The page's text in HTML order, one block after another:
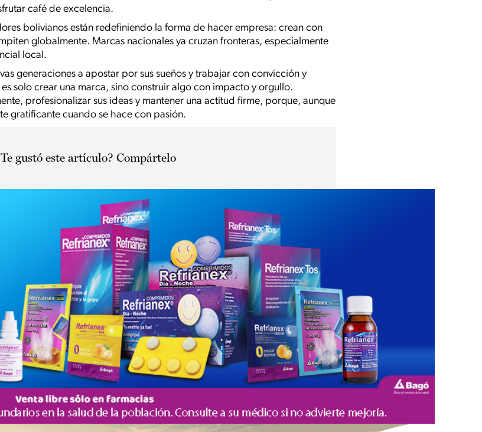
café de excelencia.
bolivianos están redefiniendo la forma de hacer empresa: crean con
globalmente. Marcas nacionales ya cruzan fronteras, especialmente
local.
generaciones a apostar por sus sueños y trabajar con convicción y
solo crear una marca, sino construir algo con impacto y orgullo.
profesionalizar sus ideas y mantener una actitud firme, porque, aunque
gratificante cuando se hace con pasión.
gustó este artículo? Compártelo